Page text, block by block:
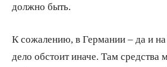
должно быть.
К сожалению, в Германии – да и
дело обстоит иначе. Там средства